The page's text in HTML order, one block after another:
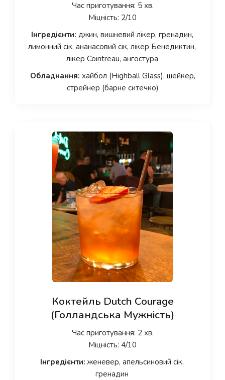
Час приготування: 5 хв.
Міцність: 2/10
Інгредієнти: джин, вишневий лікер, гренадин,
лимонний сік, ананасовий сік, лікер Бенедиктин,
лікер Cointreau, ангостура
Обладнання: хайбол (Highball Glass), шейкер,
стрейнер (барне ситечко)
Коктейль Dutch Courage
(Голландська Мужність)
Час приготування: 2 хв.
Міцність: 4/10
Інгредієнти: женевер, апельсиновий сік,
гренадин